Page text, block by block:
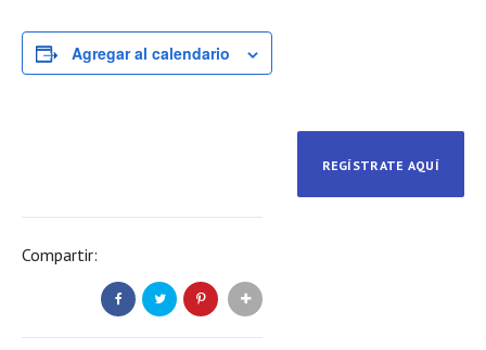
Agregar al calendario
REGÍSTRATE AQUÍ
Compartir: